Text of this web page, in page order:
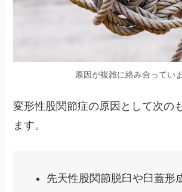
原因が複雑に絡み合ってい
変形性股関節症の原因として次の
ます。
先天性股関節脱臼や臼蓋形